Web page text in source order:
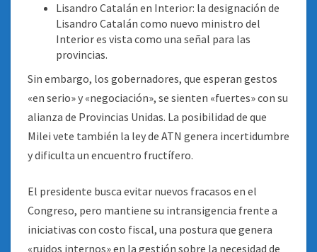
Lisandro Catalán en Interior: la designación de
Lisandro Catalán como nuevo ministro del
Interior es vista como una señal para las
provincias.
Sin embargo, los gobernadores, que esperan gestos
«en serio» y «negociación», se sienten «fuertes» con su
alianza de Provincias Unidas. La posibilidad de que
Milei vete también la ley de ATN genera incertidumbre
y dificulta un encuentro fructífero.
El presidente busca evitar nuevos fracasos en el
Congreso, pero mantiene su intransigencia frente a
iniciativas con costo fiscal, una postura que genera
«ruidos internos» en la gestión sobre la necesidad de